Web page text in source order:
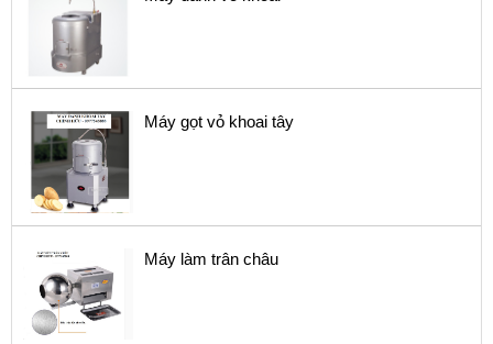
Máy gọt vỏ khoai tây
Máy làm trân châu